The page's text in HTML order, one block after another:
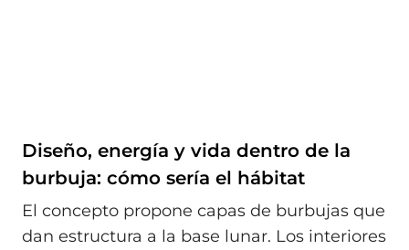
Diseño, energía y vida dentro de la
burbuja: cómo sería el hábitat
El concepto propone capas de burbujas que
dan estructura a la base lunar. Los interiores